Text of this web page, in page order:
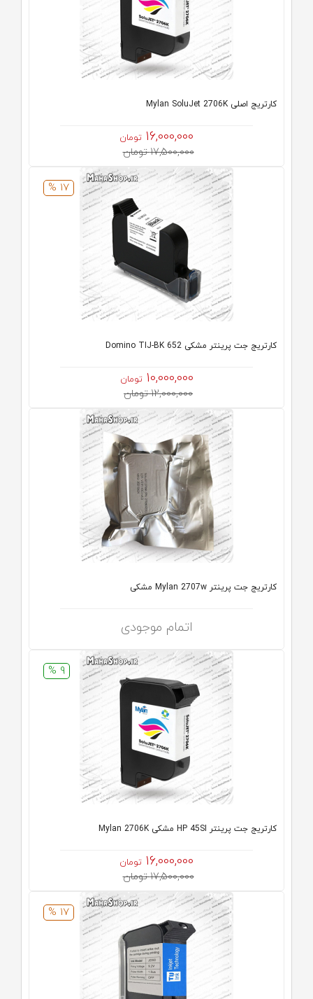
کارتریج اصلی Mylan SoluJet 2706K
16,000,000 تومان
17,500,000 تومان
17 %
کارتریج جت پرینتر مشکی Domino TIJ-BK 652
10,000,000 تومان
12,000,000 تومان
کارتریج جت پرینتر Mylan 2707w مشکی
اتمام موجودی
9 %
کارتریج جت پرینتر HP 45SI مشکی Mylan 2706K
16,000,000 تومان
17,500,000 تومان
17 %